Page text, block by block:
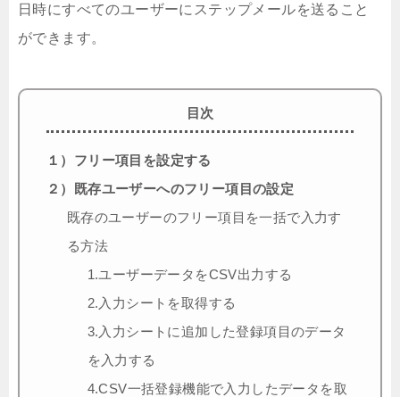
日時にすべてのユーザーにステップメールを送ること
ができます。
目次
１）フリー項目を設定する
２）既存ユーザーへのフリー項目の設定
既存のユーザーのフリー項目を一括で入力す
る方法
1.ユーザーデータをCSV出力する
2.入力シートを取得する
3.入力シートに追加した登録項目のデータ
を入力する
4.CSV一括登録機能で入力したデータを取